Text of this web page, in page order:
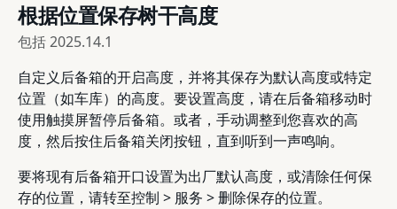
根据位置保存树干高度
包括2025.14.1
自定义后备箱的开启高度，并将其保存为默认高度或特定
位置（如车库）的高度。要设置高度，请在后备箱移动时
使用触摸屏暂停后备箱。或者，手动调整到您喜欢的高
度，然后按住后备箱关闭按钮，直到听到一声鸣响。
要将现有后备箱开口设置为出厂默认高度，或清除任何保
存的位置，请转至控制 > 服务 > 删除保存的位置。